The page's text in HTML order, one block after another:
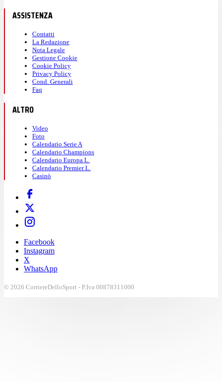
ASSISTENZA
Contatti
La Redazione
Nota Legale
Gestione Cookie
Cookie Policy
Privacy Policy
Cond. Generali
Faq
ALTRO
Video
Foto
Calendario Serie A
Calendario Champions
Calendario Europa L.
Calendario Premier L.
Casinò
Facebook
Instagram
X
WhatsApp
© 2026 CorriereDelloSport - P.Iva 00878311000